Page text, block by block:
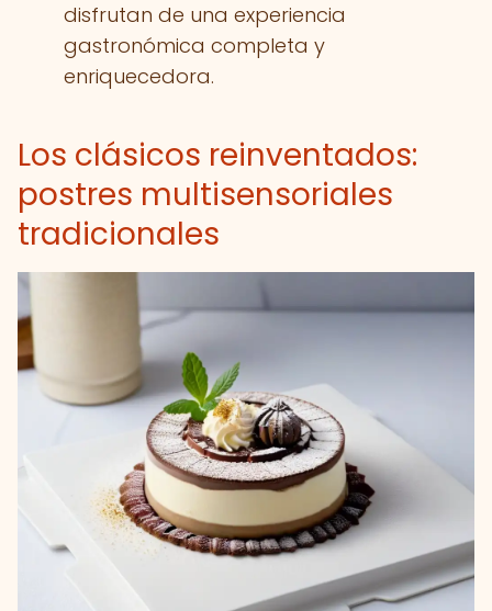
disfrutan de una experiencia
gastronómica completa y
enriquecedora.
Los clásicos reinventados:
postres multisensoriales
tradicionales